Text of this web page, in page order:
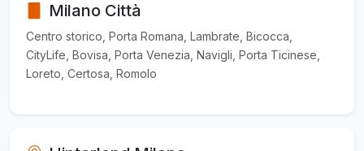
Milano Città
Centro storico, Porta Romana, Lambrate, Bicocca,
CityLife, Bovisa, Porta Venezia, Navigli, Porta Ticinese,
Loreto, Certosa, Romolo